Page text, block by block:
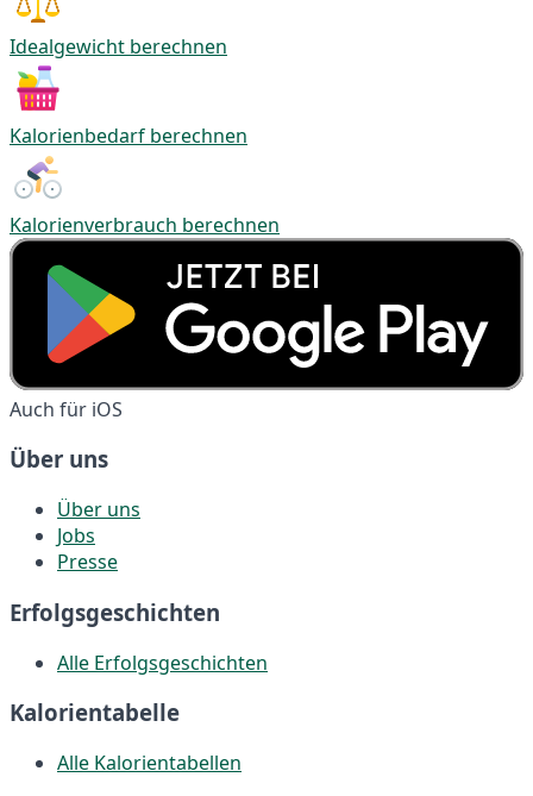
Idealgewicht berechnen
Kalorienbedarf berechnen
Kalorienverbrauch berechnen
Auch für iOS
Über uns
Über uns
Jobs
Presse
Erfolgsgeschichten
Alle Erfolgsgeschichten
Kalorientabelle
Alle Kalorientabellen